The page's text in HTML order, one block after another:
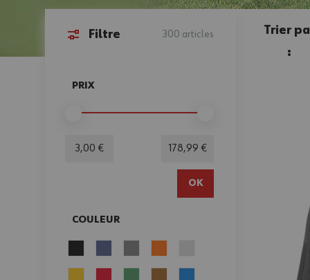
Filtre 300 articles
PRIX
Minimum value
3,00 €
Valeur maximale
178,99 €
OK
COULEUR
FILTER
Trier
: